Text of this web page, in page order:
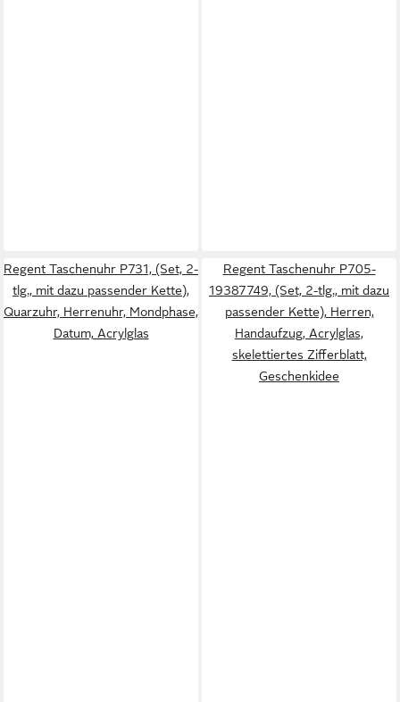
Regent Taschenuhr P731, (Set, 2-
tlg., mit dazu passender Kette),
Quarzuhr, Herrenuhr, Mondphase,
Datum, Acrylglas
Regent Taschenuhr P705-
19387749, (Set, 2-tlg., mit dazu
passender Kette), Herren,
Handaufzug, Acrylglas,
skelettiertes Zifferblatt,
Geschenkidee